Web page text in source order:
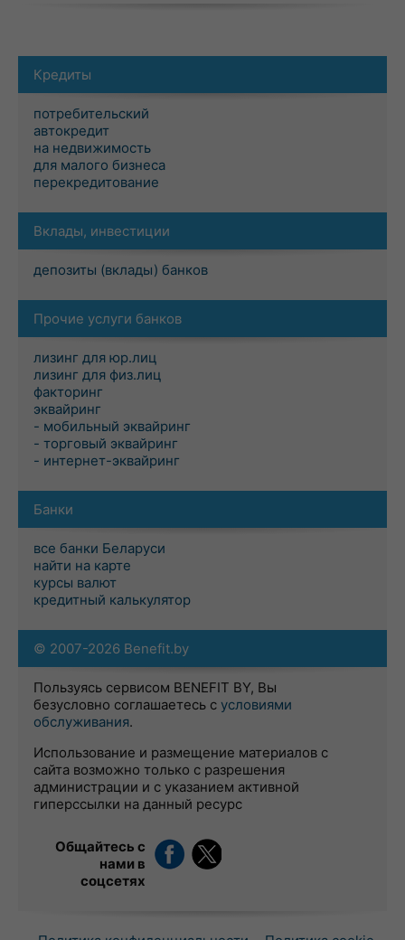
Кредиты
потребительский
автокредит
на недвижимость
для малого бизнеса
перекредитование
Вклады, инвестиции
депозиты (вклады) банков
Прочие услуги банков
лизинг для юр.лиц
лизинг для физ.лиц
факторинг
эквайринг
- мобильный эквайринг
- торговый эквайринг
- интернет-эквайринг
Банки
все банки Беларуси
найти на карте
курсы валют
кредитный калькулятор
© 2007-2026 Benefit.by
Пользуясь сервисом BENEFIT BY, Вы
безусловно соглашаетесь с условиями
обслуживания.
Использование и размещение материалов с
сайта возможно только с разрешения
администрации и с указанием активной
гиперссылки на данный ресурс
Общайтесь с
нами в
соцсетях